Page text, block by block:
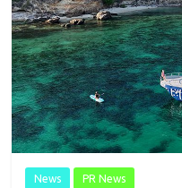
News PR News